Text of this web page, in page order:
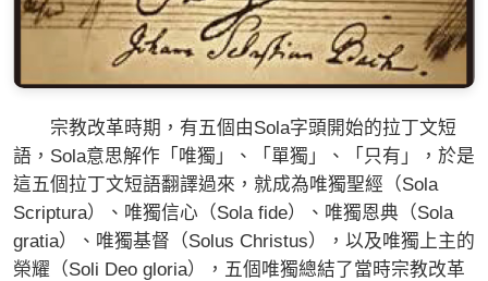
宗教改革時期，有五個由Sola字頭開始的拉丁文短
語，Sola意思解作「唯獨」、「單獨」、「只有」，於是
這五個拉丁文短語翻譯過來，就成為唯獨聖經（Sola
Scriptura）、唯獨信心（Sola fide）、唯獨恩典（Sola
gratia）、唯獨基督（Solus Christus），以及唯獨上主的
榮耀（Soli Deo gloria），五個唯獨總結了當時宗教改革